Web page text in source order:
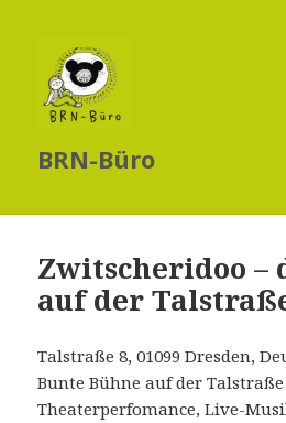
BRN-Büro
Zwitscheridoo –
auf der
Talstraße 8, 01099 Dresden,
Bunte Bühne auf der
Theaterperfomance, Live-